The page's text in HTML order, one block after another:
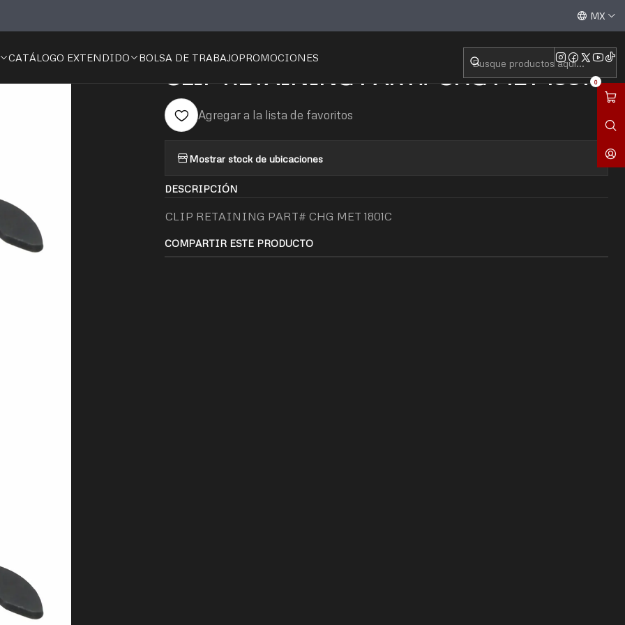
CATÁLOGO EXTENDIDO BOLSA DE TRABAJOPROMOCIONES
0
Aceptamos todas las tarjetas de crédito / débito y
MX
|
CLIP RETAINING PART# CHG MET 1801C
Agregar a la lista de favoritos
Mostrar stock de ubicaciones
DESCRIPCIÓN
CLIP RETAINING PART# CHG MET 1801C
COMPARTIR ESTE PRODUCTO